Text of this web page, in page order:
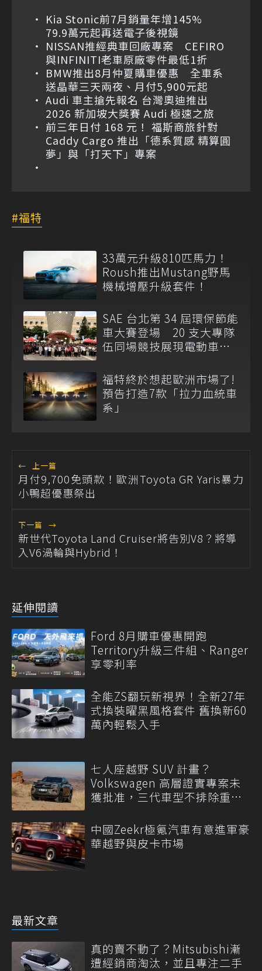
Kia Stonic前7月銷量年增145%
79.9萬元起再送電子後視鏡
NISSAN推經典車回廠專案 CEFIRO
與INFINITI老車原廠零件最低1折
BMW推出8月仲夏購車優惠 全車系
送晶華三天兩夜、月付5,900元起
Audi 車主搶先報名 台灣奧迪推出
2026 新加坡大獎賽 Audi 極速之旅
前三年日付 168 元！ 福斯商旅針對
Caddy Cargo 推出「德系質感 精算圓
夢」與「打天下」專案
福特
33萬元升級810匹馬力！
Roush推出Mustang野馬
機械增壓升級套件！
SAE 台北第 34 屆環保節能
車大賽登場 20 支大專隊
伍同場競技展現電動車研
福特終於想起歐洲市場了!
預告打造7款「拉力血統車
系」
← 上一篇
月付9,700免頭款！歐洲Toyota GR Yaris暴力
小鴨超優惠祭出
下一篇 →
新世代Toyota Land Cruiser將告別V8？將導
入V6渦輪與Hybrid！
延伸閱讀
Ford 8月購車優惠開跑
Territory升級三件組、Ranger
享零利率
全能ZS翻玩新視界！全新27年
式換裝曜黑風格套件 舊換新60
萬內輕鬆入手
七人座越野 SUV 計畫？
Volkswagen 高層證實專案未
獲批准，三代車型不排除重
中國Zeekr極氪汽車有意進軍豪
華越野與皮卡市場
最新文章
真的賣不動了？Mitsubishi漸
遭經銷商淘汰，並且專注二手